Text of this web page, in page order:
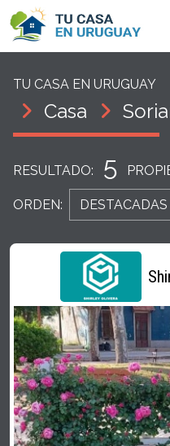
TU CASA EN URUGUAY
Casa
RESULTADO: 5
ORDEN: